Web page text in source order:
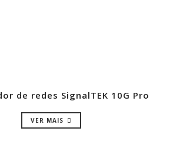
de redes SignalTEK 10G Pro
VER MAIS